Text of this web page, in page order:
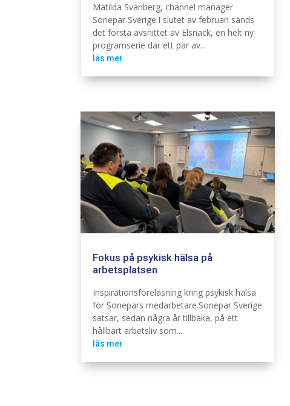
Matilda Svanberg, channel manager
Sonepar Sverige.I slutet av februari sänds
det första avsnittet av Elsnack, en helt ny
programserie där ett par av...
läs mer
Fokus på psykisk hälsa på
arbetsplatsen
Inspirationsföreläsning kring psykisk hälsa
för Sonepars medarbetare.Sonepar Sverige
satsar, sedan några år tillbaka, på ett
hållbart arbetsliv som...
läs mer